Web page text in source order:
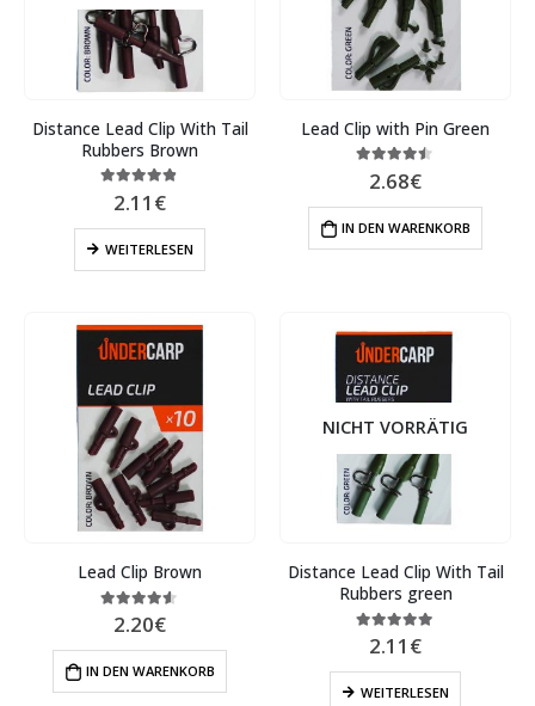
Distance Lead Clip With Tail
Rubbers Brown
4.80 out of 5
2.11 €
WEITERLESEN
Lead Clip with Pin Green
4.40 out of 5
2.68€
IN DEN WARENKORB
Lead Clip Brown
4.50 out of 5
2.20€
IN DEN WARENKORB
NICHT VORRÄTIG
Distance Lead Clip With Tail
Rubbers green
5.00 out of 5
2.11 €
WEITERLESEN